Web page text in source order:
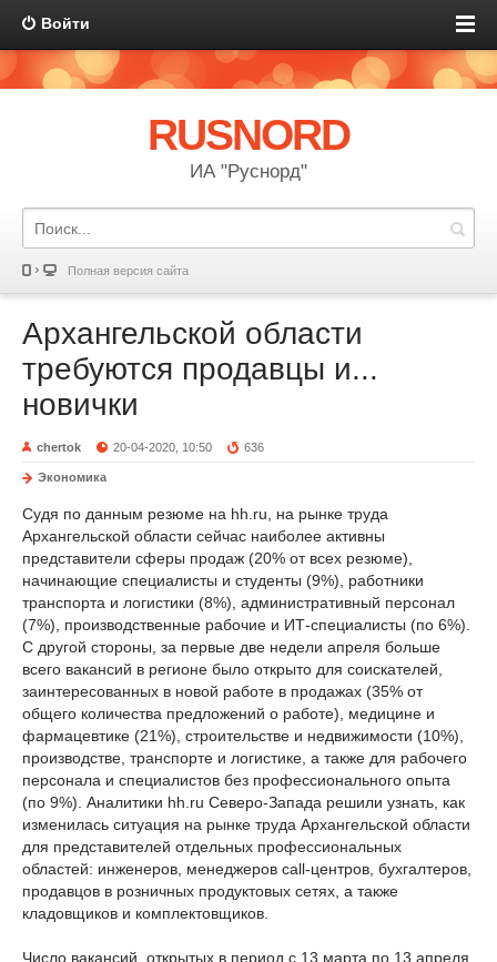
Войти
RUSNORD
ИА "Руснорд"
Полная версия сайта
Архангельской области
требуются продавцы и...
новички
chertok 20-04-2020, 10:50 636
Экономика
Судя по данным резюме на hh.ru, на рынке труда
Архангельской области сейчас наиболее активны
представители сферы продаж (20% от всех резюме),
начинающие специалисты и студенты (9%), работники
транспорта и логистики (8%), административный персонал
(7%), производственные рабочие и ИТ-специалисты (по 6%).
С другой стороны, за первые две недели апреля больше
всего вакансий в регионе было открыто для соискателей,
заинтересованных в новой работе в продажах (35% от
общего количества предложений о работе), медицине и
фармацевтике (21%), строительстве и недвижимости (10%),
производстве, транспорте и логистике, а также для рабочего
персонала и специалистов без профессионального опыта
(по 9%). Аналитики hh.ru Северо-Запада решили узнать, как
изменилась ситуация на рынке труда Архангельской области
для представителей отдельных профессиональных
областей: инженеров, менеджеров call-центров, бухгалтеров,
продавцов в розничных продуктовых сетях, а также
кладовщиков и комплектовщиков.
Число вакансий, открытых в период с 13 марта по 13 апреля